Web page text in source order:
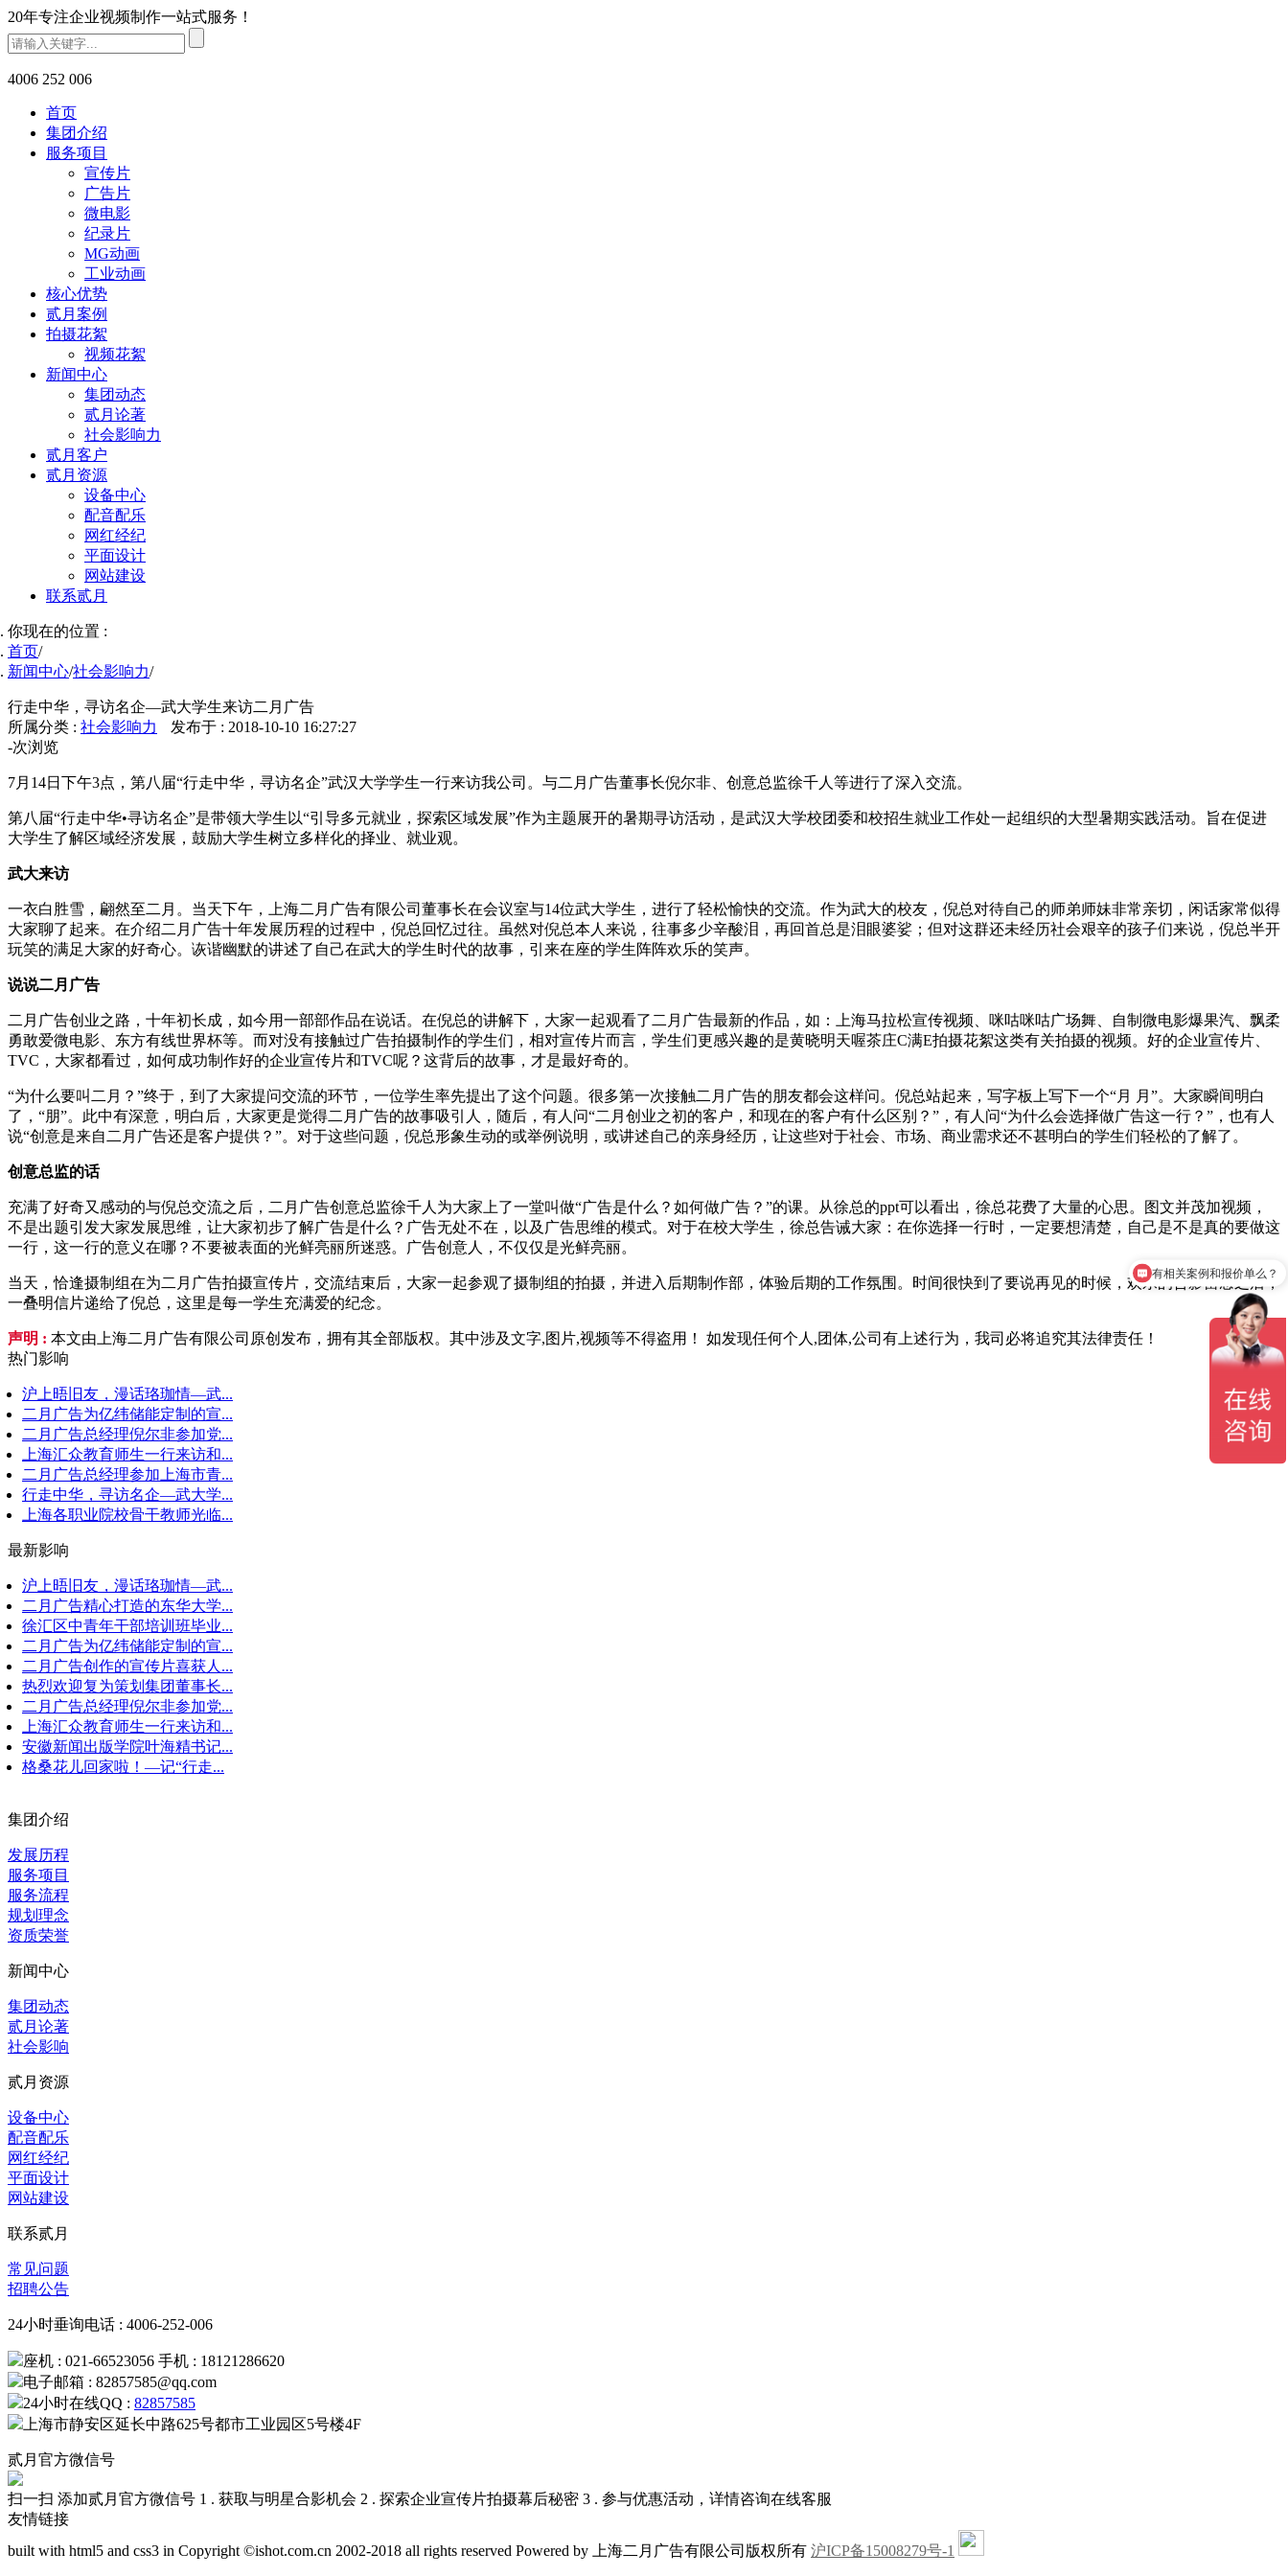
20年专注企业视频制作一站式服务！
4006 252 006
首页
集团介绍
服务项目
宣传片
广告片
微电影
纪录片
MG动画
工业动画
核心优势
贰月案例
拍摄花絮
视频花絮
新闻中心
集团动态
贰月论著
社会影响力
贰月客户
贰月资源
设备中心
配音配乐
网红经纪
平面设计
网站建设
联系贰月
你现在的位置 :
首页/
新闻中心/社会影响力/
行走中华，寻访名企—武大学生来访二月广告
所属分类 : 社会影响力
发布于 : 2018-10-10 16:27:27
-次浏览
7月14日下午3点，第八届“行走中华，寻访名企”武汉大学学生一行来访我公司。与二月广告董事长倪尔非、创意总监徐千人等进行了深入交流。
第八届“行走中华•寻访名企”是带领大学生以“引导多元就业，探索区域发展”作为主题展开的暑期寻访活动，是武汉大学校团委和校招生就业工作处一起组织的大型暑期实践活动。旨在促进
大学生了解区域经济发展，鼓励大学生树立多样化的择业、就业观。
武大来访
一衣白胜雪，翩然至二月。当天下午，上海二月广告有限公司董事长在会议室与14位武大学生，进行了轻松愉快的交流。作为武大的校友，倪总对待自己的师弟师妹非常亲切，闲话家常似得
大家聊了起来。在介绍二月广告十年发展历程的过程中，倪总回忆过往。虽然对倪总本人来说，往事多少辛酸泪，再回首总是泪眼婆娑；但对这群还未经历社会艰辛的孩子们来说，倪总半开
玩笑的满足大家的好奇心。诙谐幽默的讲述了自己在武大的学生时代的故事，引来在座的学生阵阵欢乐的笑声。
说说二月广告
二月广告创业之路，十年初长成，如今用一部部作品在说话。在倪总的讲解下，大家一起观看了二月广告最新的作品，如：上海马拉松宣传视频、咪咕咪咕广场舞、自制微电影爆果汽、飘柔
勇敢爱微电影、东方有线世界杯等。而对没有接触过广告拍摄制作的学生们，相对宣传片而言，学生们更感兴趣的是黄晓明天喔茶庄C满E拍摄花絮这类有关拍摄的视频。好的企业宣传片、
TVC，大家都看过，如何成功制作好的企业宣传片和TVC呢？这背后的故事，才是最好奇的。
“为什么要叫二月？”终于，到了大家提问交流的环节，一位学生率先提出了这个问题。很多第一次接触二月广告的朋友都会这样问。倪总站起来，写字板上写下一个“月 月”。大家瞬间明白
了，“朋”。此中有深意，明白后，大家更是觉得二月广告的故事吸引人，随后，有人问“二月创业之初的客户，和现在的客户有什么区别？”，有人问“为什么会选择做广告这一行？”，也有人
说“创意是来自二月广告还是客户提供？”。对于这些问题，倪总形象生动的或举例说明，或讲述自己的亲身经历，让这些对于社会、市场、商业需求还不甚明白的学生们轻松的了解了。
创意总监的话
充满了好奇又感动的与倪总交流之后，二月广告创意总监徐千人为大家上了一堂叫做“广告是什么？如何做广告？”的课。从徐总的ppt可以看出，徐总花费了大量的心思。图文并茂加视频，
不是出题引发大家发展思维，让大家初步了解广告是什么？广告无处不在，以及广告思维的模式。对于在校大学生，徐总告诫大家：在你选择一行时，一定要想清楚，自己是不是真的要做这
一行，这一行的意义在哪？不要被表面的光鲜亮丽所迷惑。广告创意人，不仅仅是光鲜亮丽。
当天，恰逢摄制组在为二月广告拍摄宣传片，交流结束后，大家一起参观了摄制组的拍摄，并进入后期制作部，体验后期的工作氛围。时间很快到了要说再见的时候，欢乐的合影留念之后，
一叠明信片递给了倪总，这里是每一学生充满爱的纪念。
声明 : 本文由上海二月广告有限公司原创发布，拥有其全部版权。其中涉及文字,图片,视频等不得盗用！ 如发现任何个人,团体,公司有上述行为，我司必将追究其法律责任！
热门影响
沪上晤旧友，漫话珞珈情—武...
二月广告为亿纬储能定制的宣...
二月广告总经理倪尔非参加党...
上海汇众教育师生一行来访和...
二月广告总经理参加上海市青...
行走中华，寻访名企—武大学...
上海各职业院校骨干教师光临...
最新影响
沪上晤旧友，漫话珞珈情—武...
二月广告精心打造的东华大学...
徐汇区中青年干部培训班毕业...
二月广告为亿纬储能定制的宣...
二月广告创作的宣传片喜获人...
热烈欢迎复为策划集团董事长...
二月广告总经理倪尔非参加党...
上海汇众教育师生一行来访和...
安徽新闻出版学院叶海精书记...
格桑花儿回家啦！—记“行走...
集团介绍
发展历程
服务项目
服务流程
规划理念
资质荣誉
新闻中心
集团动态
贰月论著
社会影响
贰月资源
设备中心
配音配乐
网红经纪
平面设计
网站建设
联系贰月
常见问题
招聘公告
24小时垂询电话 : 4006-252-006
座机 : 021-66523056 手机 : 18121286620
电子邮箱 : 82857585@qq.com
24小时在线QQ : 82857585
上海市静安区延长中路625号都市工业园区5号楼4F
贰月官方微信号
扫一扫 添加贰月官方微信号 1 . 获取与明星合影机会 2 . 探索企业宣传片拍摄幕后秘密 3 . 参与优惠活动，详情咨询在线客服
友情链接
built with html5 and css3 in Copyright ©ishot.com.cn 2002-2018 all rights reserved Powered by 上海二月广告有限公司版权所有 沪ICP备15008279号-1
有相关案例和报价单么？